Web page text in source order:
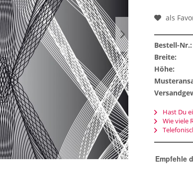
als
Bestell-Nr.:
Breite:
Höhe:
Hast Du
Wie viele
Empfehle